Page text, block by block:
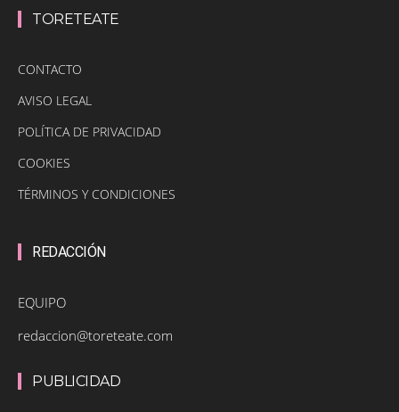
TORETEATE
CONTACTO
AVISO LEGAL
POLÍTICA DE PRIVACIDAD
COOKIES
TÉRMINOS Y CONDICIONES
REDACCIÓN
EQUIPO
redaccion@toreteate.com
PUBLICIDAD